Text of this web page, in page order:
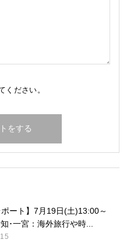
ください。
ポート】7月19日(土)13:00～
･一宮：海外旅行や時...